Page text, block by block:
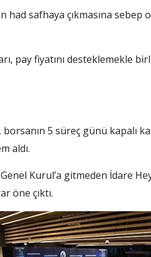
had safhaya çıkmasına
pay fiyatını desteklemekle
borsanın 5 süreç günü kapalı
aldı.
Kurul’a gitmeden İdare
öne çıktı.